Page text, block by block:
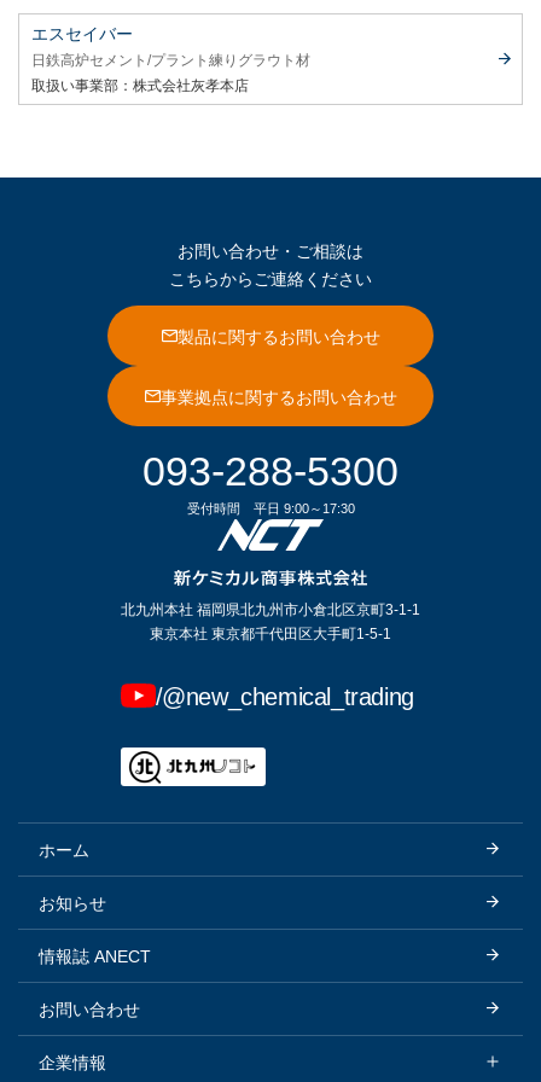
エスセイバー
日鉄高炉セメント プラント練りグラウト材
取扱い事業部： 株式会社灰孝本店
お問い合わせ・ご相談は
こちらからご連絡ください
製品に関するお問い合わせ
事業拠点に関するお問い合わせ
093-288-5300
受付時間 平日 9:00～17:30
北九州本社 福岡県北九州市小倉北区京町3-1-1
東京本社 東京都千代田区大手町1-5-1
/@new_chemical_trading
ホーム
お知らせ
情報誌 ANECT
お問い合わせ
企業情報